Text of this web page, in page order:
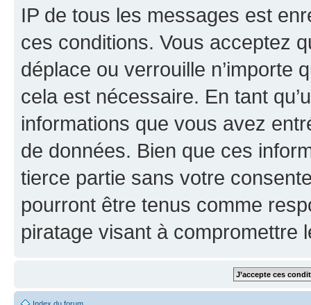
IP de tous les messages est
ces conditions. Vous acceptez
déplace ou verrouille n’importe
cela est nécessaire. En tant
informations que vous avez
de données. Bien que ces
tierce partie sans votre
pourront être tenus comme
piratage visant à compromettre